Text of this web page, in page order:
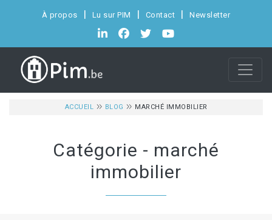
À propos Lu sur PIM Contact Newsletter
ACCUEIL BLOG MARCHÉ IMMOBILIER
Catégorie - marché
immobilier